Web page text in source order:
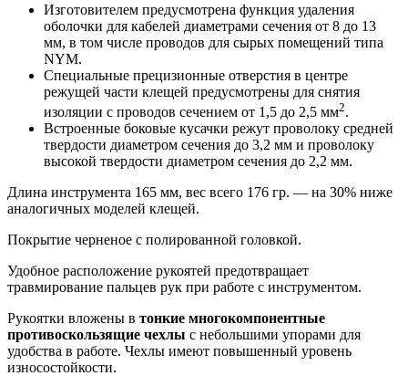
Изготовителем предусмотрена функция удаления
оболочки для кабелей диаметрами сечения от 8 до 13
мм, в том числе проводов для сырых помещений типа
NYM.
Специальные прецизионные отверстия в центре
режущей части клещей предусмотрены для снятия
изоляции с проводов сечением от 1,5 до 2,5 мм2.
Встроенные боковые кусачки режут проволоку средней
твердости диаметром сечения до 3,2 мм и проволоку
высокой твердости диаметром сечения до 2,2 мм.
Длина инструмента 165 мм, вес всего 176 гр. — на 30% ниже
аналогичных моделей клещей.
Покрытие черненое с полированной головкой.
Удобное расположение рукоятей предотвращает
травмирование пальцев рук при работе с инструментом.
Рукоятки вложены в тонкие многокомпонентные
противоскользящие чехлы с небольшими упорами для
удобства в работе. Чехлы имеют повышенный уровень
износостойкости.